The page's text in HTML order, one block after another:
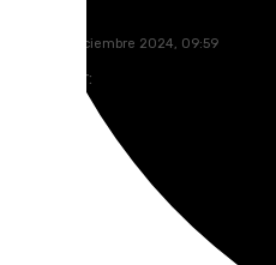
lunes, 23 diciembre 2024, 09:59
Compartir: